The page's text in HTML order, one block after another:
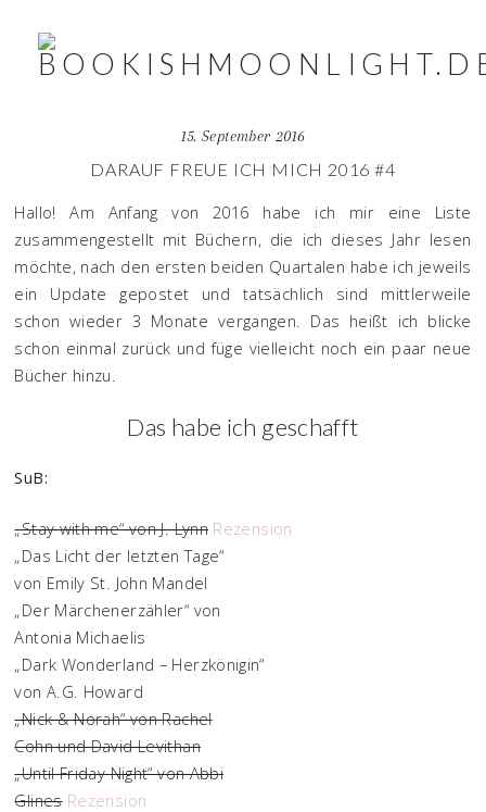
15. September 2016
DARAUF FREUE ICH MICH 2016 #4
Hallo! Am Anfang von 2016 habe ich mir eine Liste
zusammengestellt mit Büchern, die ich dieses Jahr lesen
möchte, nach den ersten beiden Quartalen habe ich jeweils
ein Update gepostet und tatsächlich sind mittlerweile
schon wieder 3 Monate vergangen. Das heißt ich blicke
schon einmal zurück und füge vielleicht noch ein paar neue
Bücher hinzu.
Das habe ich geschafft
SuB:
„Stay with me“ von J. Lynn Rezension
„Das Licht der letzten Tage“
von Emily St. John Mandel
„Der Märchenerzähler“ von
Antonia Michaelis
„Dark Wonderland – Herzkönigin“
von A.G. Howard
„Nick & Norah“ von Rachel
Cohn und David Levithan
„Until Friday Night“ von Abbi
Glines Rezension